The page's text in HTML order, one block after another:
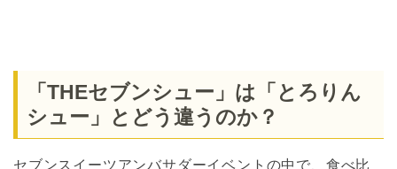
「THEセブンシュー」は「とろりん
シュー」とどう違うのか？
セブンスイーツアンバサダーイベントの中で、食べ比